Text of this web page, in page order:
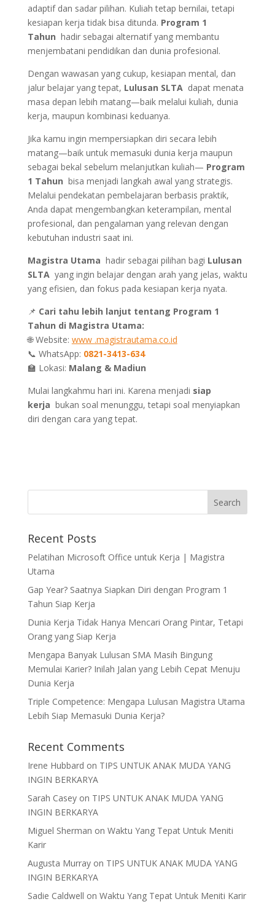
adaptif dan sadar pilihan. Kuliah tetap bernilai, tetapi
kesiapan kerja tidak bisa ditunda. Program 1
Tahun hadir sebagai alternatif yang membantu
menjembatani pendidikan dan dunia profesional.
Dengan wawasan yang cukup, kesiapan mental, dan
jalur belajar yang tepat, Lulusan SLTA dapat menata
masa depan lebih matang—baik melalui kuliah, dunia
kerja, maupun kombinasi keduanya.
Jika kamu ingin mempersiapkan diri secara lebih
matang—baik untuk memasuki dunia kerja maupun
sebagai bekal sebelum melanjutkan kuliah— Program
1 Tahun bisa menjadi langkah awal yang strategis.
Melalui pendekatan pembelajaran berbasis praktik,
Anda dapat mengembangkan keterampilan, mental
profesional, dan pengalaman yang relevan dengan
kebutuhan industri saat ini.
Magistra Utama hadir sebagai pilihan bagi Lulusan
SLTA yang ingin belajar dengan arah yang jelas, waktu
yang efisien, dan fokus pada kesiapan kerja nyata.
📌 Cari tahu lebih lanjut tentang Program 1
Tahun di Magistra Utama:
🌐 Website: www .magistrautama.co.id
📞 WhatsApp: 0821-3413-634
🏫 Lokasi: Malang & Madiun
Mulai langkahmu hari ini. Karena menjadi siap
kerja bukan soal menunggu, tetapi soal menyiapkan
diri dengan cara yang tepat.
Recent Posts
Pelatihan Microsoft Office untuk Kerja | Magistra
Utama
Gap Year? Saatnya Siapkan Diri dengan Program 1
Tahun Siap Kerja
Dunia Kerja Tidak Hanya Mencari Orang Pintar, Tetapi
Orang yang Siap Kerja
Mengapa Banyak Lulusan SMA Masih Bingung
Memulai Karier? Inilah Jalan yang Lebih Cepat Menuju
Dunia Kerja
Triple Competence: Mengapa Lulusan Magistra Utama
Lebih Siap Memasuki Dunia Kerja?
Recent Comments
Irene Hubbard on TIPS UNTUK ANAK MUDA YANG
INGIN BERKARYA
Sarah Caseyon TIPS UNTUK ANAK MUDA YANG
INGIN BERKARYA
Miguel Sherman on Waktu Yang Tepat Untuk Meniti
Karir
Augusta Murrayon TIPS UNTUK ANAK MUDA YANG
INGIN BERKARYA
Sadie Caldwell on Waktu Yang Tepat Untuk Meniti Karir